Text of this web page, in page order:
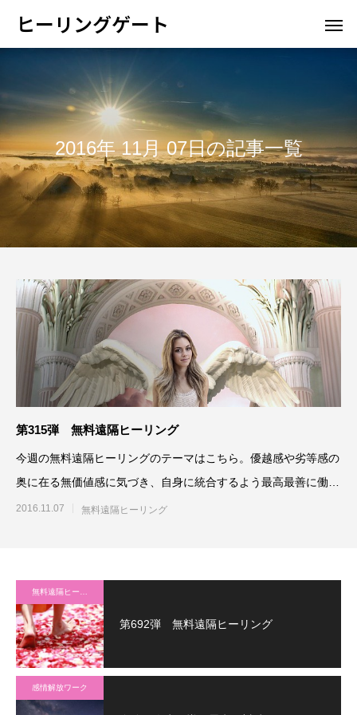
ヒーリングゲート
2016年 11月 07日の記事一覧
第315弾 無料遠隔ヒーリング
今週の無料遠隔ヒーリングのテーマはこちら。優越感や劣等感の
奥に在る無価値感に気づき、自身に統合するよう最高最善に働き
かける参加される方は、「
2016.11.07 無料遠隔ヒーリング
第692弾 無料遠隔ヒーリング
感情解放ワーク